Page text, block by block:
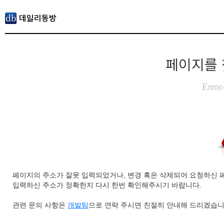
페이지를
페이지의 주소가 잘못 입력되었거나, 변경 혹은 삭제되어 요청하신
입력하신 주소가 정확한지 다시 한번 확인해주시기 바랍니다.
관련 문의 사항은 개발팀 으로 연락 주시면 친절히 안내해 드리겠습